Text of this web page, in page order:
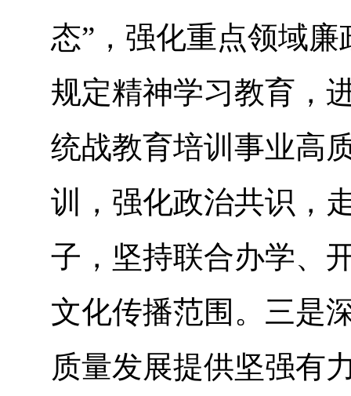
态”，强化重点领域
规定精神学习教育，
统战教育培训事业高
训，强化政治共识，
子，坚持联合办学、
文化传播范围。三是
质量发展提供坚强有